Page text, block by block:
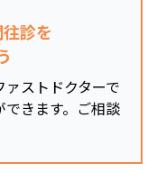
診を
ストドクターで
きます。ご相談